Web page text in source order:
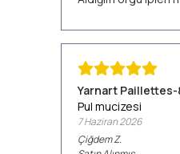
Yarnart Paillettes-
Pul mucizesi
7 Haziran 2026
ÇiğdemZ.